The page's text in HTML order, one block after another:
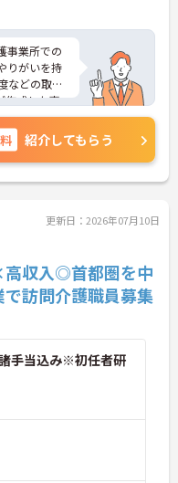
事業所での
りがいを持
などの取り
作成した事
は少なく、
もできま
研修、PC研
会等ステッ
業いただけ
や求人の詳
い合わせ
紹介してもらう
更新日：2026年07月10日
高収入◎首都圏を中
訪問介護職員募集
手当込み※初任者研